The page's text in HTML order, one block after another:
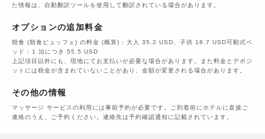
た情報は、自動翻訳ツールを使用して翻訳されている場合があります。
オプションの追加料金
朝食 (朝食ビュッフェ) の料金 (概算) : 大人 35.2 USD、子供 18.7 USD可動式ベ
ッド : 1 泊につき 55.5 USD
上記項目以外にも、現地にてお支払いが必要な場合があります。また料金とデポジ
ットには税金が含まれていないことがあり、金額が変更される場合があります。
その他の情報
マッサージ サービスの利用には事前予約が必要です。ご到着前にホテルに直接ご
連絡のうえ、ご予約ください。連絡先は予約確認通知に記載されています。